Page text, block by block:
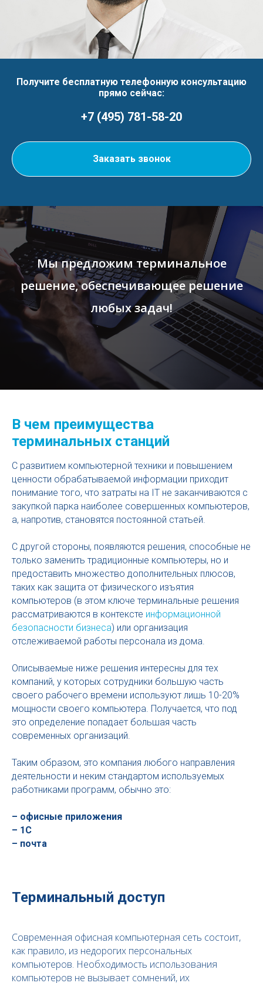
Получите бесплатную телефонную консультацию
прямо сейчас:
+7 (495) 781-58-20
Заказать звонок
Мы предложим терминальное
решение, обеспечивающее решение
любых задач!
В чем преимущества
терминальных станций
С развитием компьютерной техники и повышением
ценности обрабатываемой информации приходит
понимание того, что затраты на IT не заканчиваются с
закупкой парка наиболее совершенных компьютеров,
а, напротив, становятся постоянной статьей.
С другой стороны, появляются решения, способные не
только заменить традиционные компьютеры, но и
предоставить множество дополнительных плюсов,
таких как защита от физического изъятия
компьютеров (в этом ключе терминальные решения
рассматриваются в контексте информационной
безопасности бизнеса) или организация
отслеживаемой работы персонала из дома.
Описываемые ниже решения интересны для тех
компаний, у которых сотрудники большую часть
своего рабочего времени используют лишь 10-20%
мощности своего компьютера. Получается, что под
это определение попадает большая часть
современных организаций.
Таким образом, это компания любого направления
деятельности и неким стандартом используемых
работниками программ, обычно это:
– офисные приложения
– 1С
– почта
Терминальный доступ
Современная офисная компьютерная сеть состоит,
как правило, из недорогих персональных
компьютеров. Необходимость использования
компьютеров не вызывает сомнений, их